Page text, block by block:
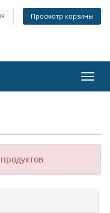
Просмотр корзины